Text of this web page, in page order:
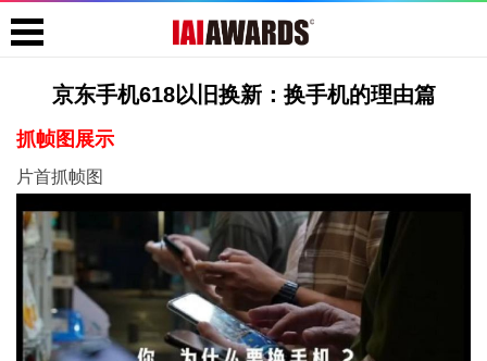
京东手机618以旧换新：换手机的理由篇
抓帧图展示
片首抓帧图